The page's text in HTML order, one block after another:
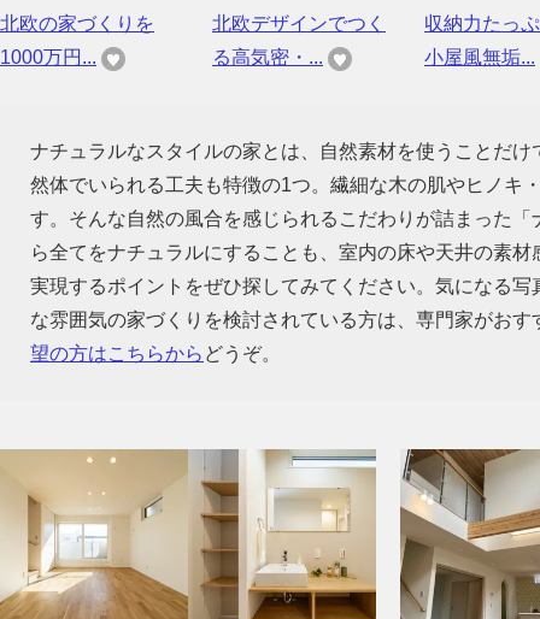
北欧の家づくりを
1000万円...
北欧デザインでつく
る高気密・...
収納力たっ
小屋風無垢...
ナチュラルなスタイルの家とは、自然素材を使うことだ
然体でいられる工夫も特徴の1つ。繊細な木の肌やヒノキ
す。そんな自然の風合を感じられるこだわりが詰まった
ら全てをナチュラルにすることも、室内の床や天井の素
実現するポイントをぜひ探してみてください。気になる
な雰囲気の家づくりを検討されている方は、専門家がお
望の方はこちらから どうぞ。